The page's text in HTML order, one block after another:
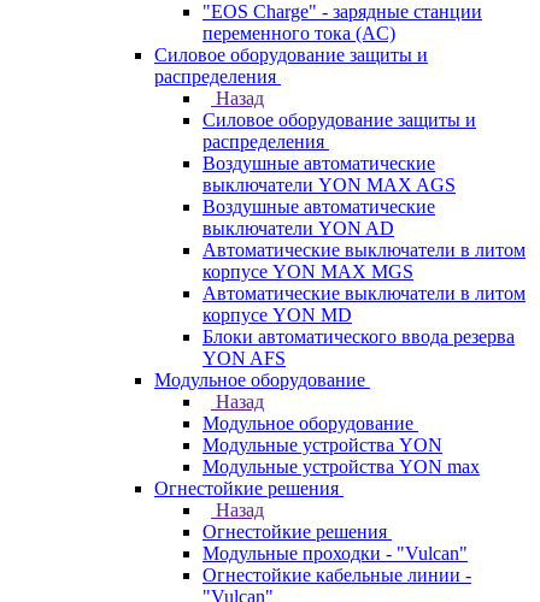
"EOS Charge" - зарядные станции
переменного тока (AC)
Силовое оборудование защиты и
распределения
Назад
Силовое оборудование защиты и
распределения
Воздушные автоматические
выключатели YON MAX AGS
Воздушные автоматические
выключатели YON AD
Автоматические выключатели в литом
корпусе YON MAX MGS
Автоматические выключатели в литом
корпусе YON MD
Блоки автоматического ввода резерва
YON AFS
Модульное оборудование
Назад
Модульное оборудование
Модульные устройства YON
Модульные устройства YON max
Огнестойкие решения
Назад
Огнестойкие решения
Модульные проходки - "Vulcan"
Огнестойкие кабельные линии -
"Vulcan"